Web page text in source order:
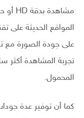
المواقع الحديثة على
على جودة الصورة مع
تجربة المشاهدة
المحمول.
كما أن توفير عدة